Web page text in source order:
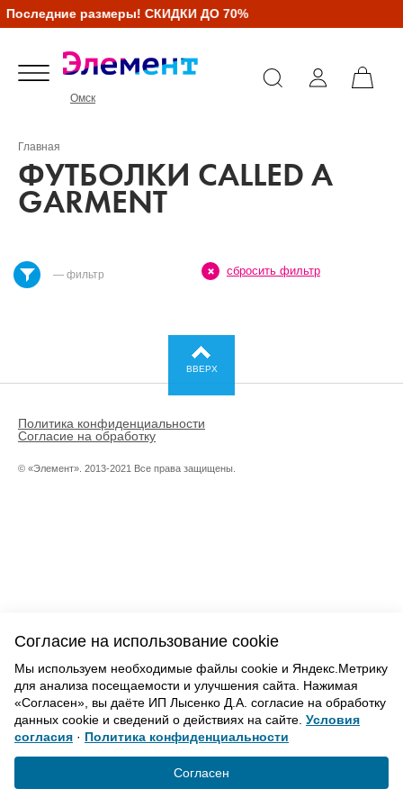
Последние размеры! СКИДКИ ДО 70%
Омск
Главная
ФУТБОЛКИ CALLED A
GARMENT
— фильтр сбросить фильтр
ВВЕРХ
Политика конфиденциальности
Согласие на обработку
© «Элемент». 2013-2021 Все права защищены.
Согласие на использование cookie
Мы используем необходимые файлы cookie и Яндекс.Метрику
для анализа посещаемости и улучшения сайта. Нажимая
«Согласен», вы даёте ИП Лысенко Д.А. согласие на обработку
данных cookie и сведений о действиях на сайте. Условия
согласия · Политика конфиденциальности
Согласен